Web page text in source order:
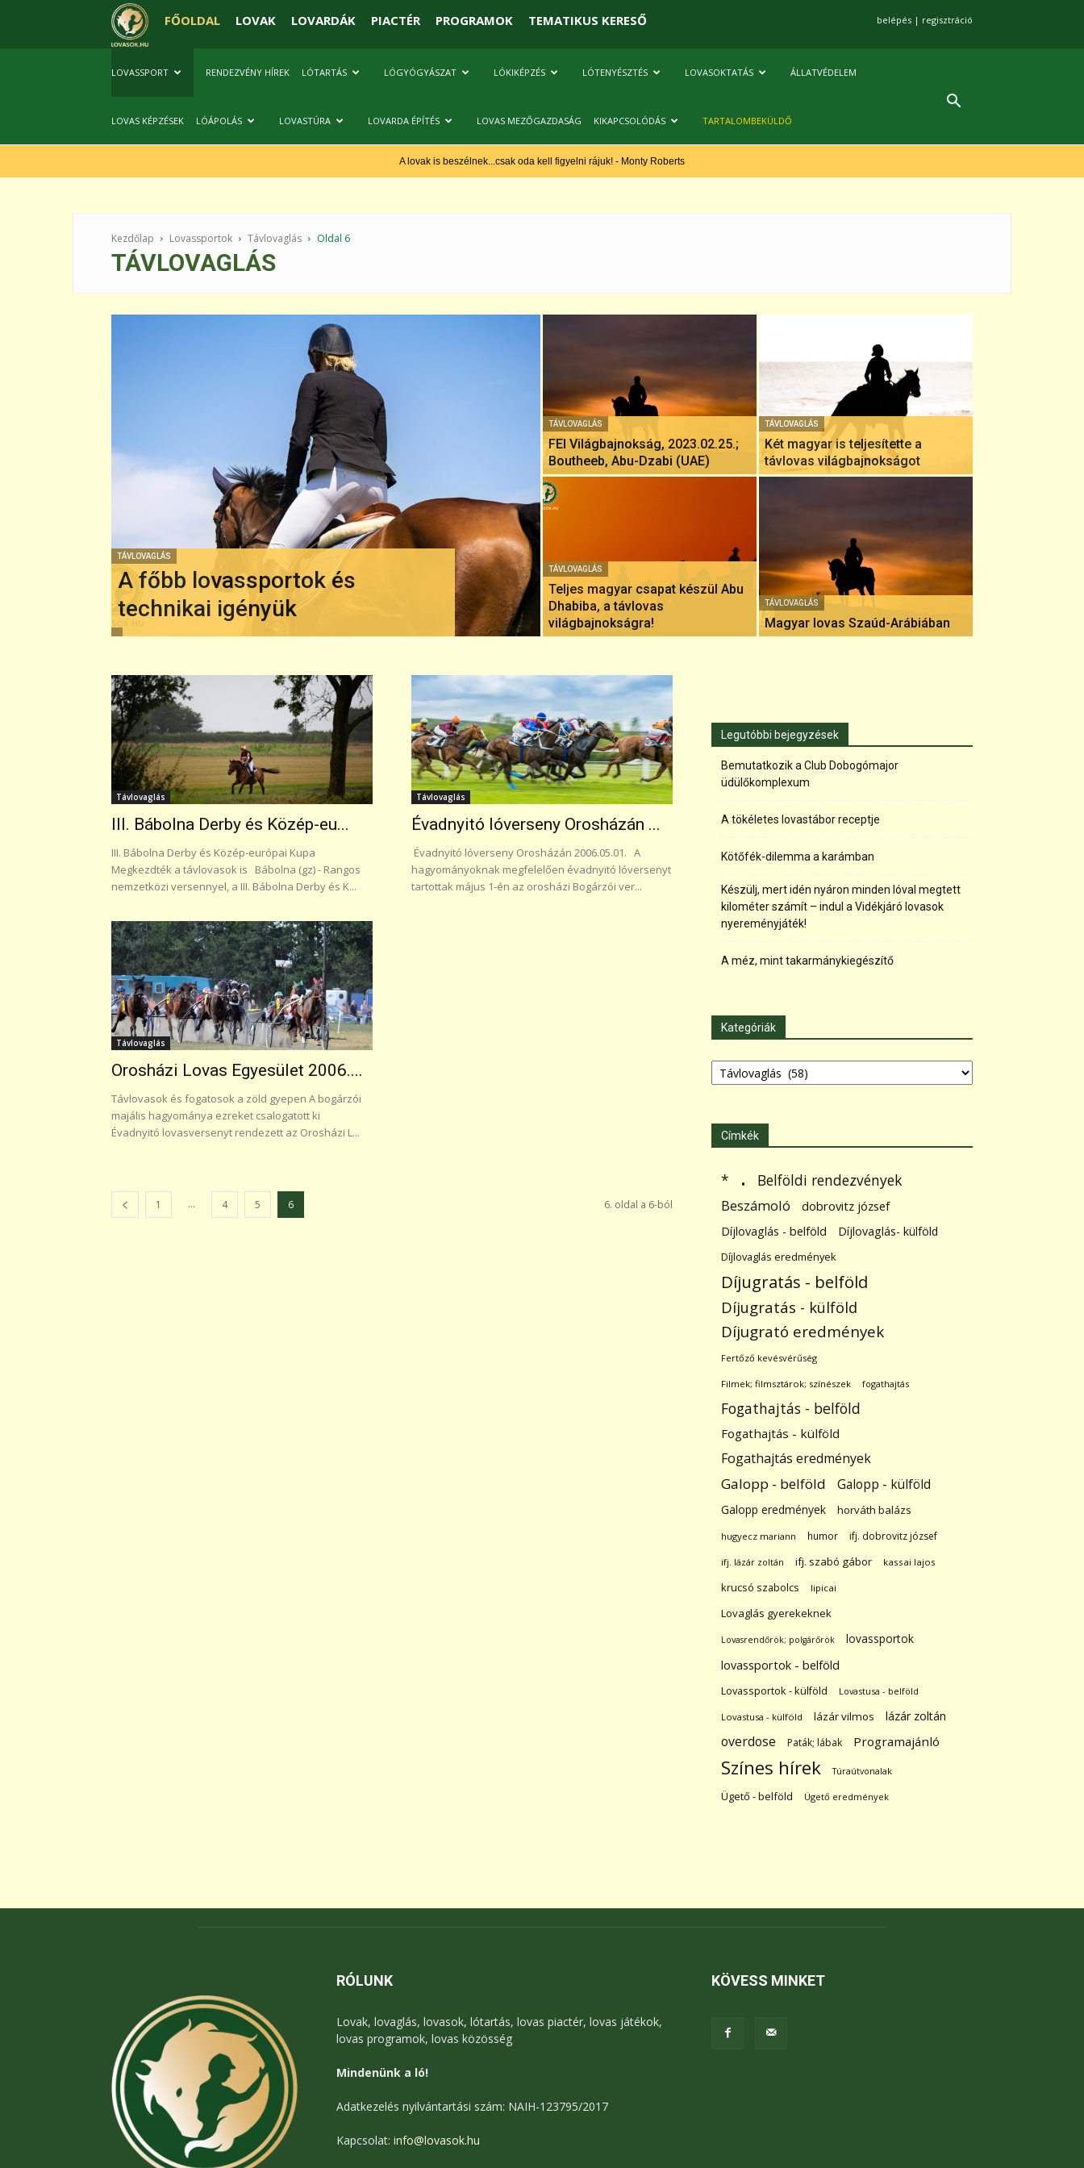
FŐOLDAL LOVAK LOVARDÁK PIACTÉR PROGRAMOK TEMATIKUS KERESŐ belépés | regisztráció
LOVASSPORT RENDEZVÉNY HÍREK LÓTARTÁS LÓGYÓGYÁSZAT LÓKIKÉPZÉS LÓTENYÉSZTÉS LOVASOKTATÁS ÁLLATVÉDELEM
LOVAS KÉPZÉSEK LÓÁPOLÁS LOVASTÚRA LOVARDA ÉPÍTÉS LOVAS MEZŐGAZDASÁG KIKAPCSOLÓDÁS TARTALOMBEKÜLDŐ
A lovak is beszélnek...csak oda kell figyelni rájuk! - Monty Roberts
Kezdőlap Lovassportok Távlovaglás Oldal 6
TÁVLOVAGLÁS
TÁVLOVAGLÁS
A főbb lovassportok és
technikai igényük
TÁVLOVAGLÁS
FEI Világbajnokság, 2023.02.25.;
Boutheeb, Abu-Dzabi (UAE)
TÁVLOVAGLÁS
Két magyar is teljesítette a
távlovas világbajnokságot
TÁVLOVAGLÁS
Teljes magyar csapat készül Abu
Dhabiba, a távlovas
világbajnokságra!
TÁVLOVAGLÁS
Magyar lovas Szaúd-Arábiában
Távlovaglás
III. Bábolna Derby és Közép-eu...
III. Bábolna Derby és Közép-európai Kupa
Megkezdték a távlovasok is Bábolna (gz) - Rangos
nemzetközi versennyel, a III. Bábolna Derby és K...
Távlovaglás
Évadnyitó lóverseny Orosházán ...
Évadnyitó lóverseny Orosházán 2006.05.01. A
hagyományoknak megfelelően évadnyitó lóversenyt
tartottak május 1-én az orosházi Bogárzói ver...
Távlovaglás
Orosházi Lovas Egyesület 2006....
Távlovasok és fogatosok a zöld gyepen A bogárzói
majális hagyománya ezreket csalogatott ki
Évadnyitó lovasversenyt rendezett az Orosházi L...
1 ... 4 5 6 6. oldal a 6-ból
Legutóbbi bejegyzések
Bemutatkozik a Club Dobogómajor
üdülőkomplexum
A tökéletes lovastábor receptje
Kötőfék-dilemma a karámban
Készülj, mert idén nyáron minden lóval megtett
kilométer számít – indul a Vidékjáró lovasok
nyereményjáték!
A méz, mint takarmánykiegészítő
Kategóriák
Kategóriák
Címkék
* . Belföldi rendezvények
Beszámoló dobrovitz józsef
Díjlovaglás - belföld Díjlovaglás- külföld
Díjlovaglás eredmények
Díjugratás - belföld
Díjugratás - külföld
Díjugrató eredmények
Fertőző kevésvérűség
Filmek; filmsztárok; színészek fogathajtás
Fogathajtás - belföld
Fogathajtás - külföld
Fogathajtás eredmények
Galopp - belföld Galopp - külföld
Galopp eredmények horváth balázs
hugyecz mariann humor ifj. dobrovitz józsef
ifj. lázár zoltán ifj. szabó gábor kassai lajos
krucsó szabolcs lipicai
Lovaglás gyerekeknek
Lovasrendőrök; polgárőrök
lovassportok
lovassportok - belföld
Lovassportok - külföld Lovastusa - belföld
Lovastusa - külföld lázár vilmos lázár zoltán
overdose Paták; lábak Programajánló
Színes hírek Túraútvonalak
Ügető - belföld Ügető eredmények
RÓLUNK
Lovak, lovaglás, lovasok, lótartás, lovas piactér, lovas játékok,
lovas programok, lovas közösség
Mindenünk a ló!
Adatkezelés nyilvántartási szám: NAIH-123795/2017
Kapcsolat: info@lovasok.hu
KÖVESS MINKET